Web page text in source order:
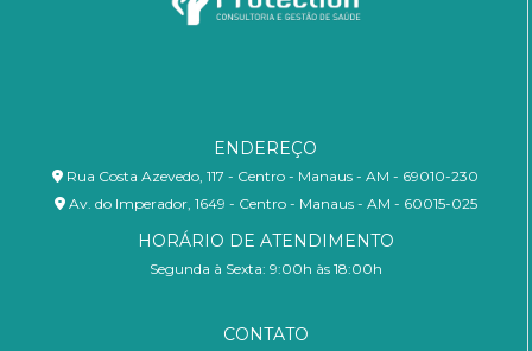
ENDEREÇO
Rua Costa Azevedo, 117 - Centro - Manaus - AM - 69010-230
Av. do Imperador, 1649 - Centro - Manaus - AM - 60015-025
HORÁRIO DE ATENDIMENTO
Segunda à Sexta: 9:00h às 18:00h
CONTATO